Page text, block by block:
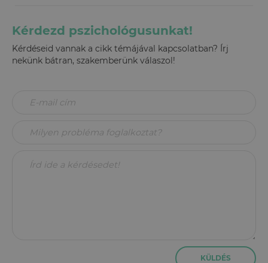
Kérdezd pszichológusunkat!
Kérdéseid vannak a cikk témájával kapcsolatban? Írj
nekünk bátran, szakemberünk válaszol!
KÜLDÉS